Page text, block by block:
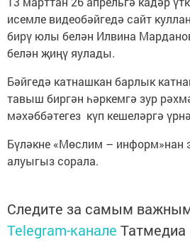
исемле видеобәйгедә сайт
бирү юлы белән Илвина
белән җиңү яулады.
Бәйгедә катнашкан барлык
тавыш биргән һәркемгә зур
мәхәббәтегез күп кешеләргә
Бүләкне «Мөслим – информ»нан
алуыгыз сорала.
Следите за самым
Telegram-канале Татмедиа